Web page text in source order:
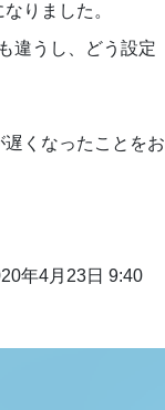
りました。
違うし、どう設定
くなったことをお
年4月23日 9:40